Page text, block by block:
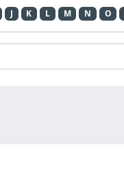
J K L M N O